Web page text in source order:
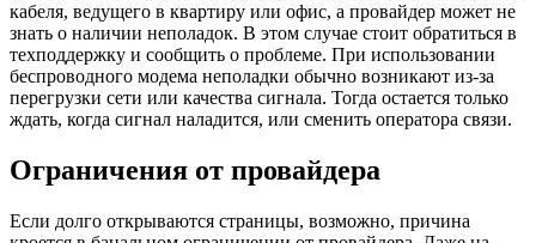
кабеля, ведущего в квартиру или офис, а провайдер может не
знать о наличии неполадок. В этом случае стоит обратиться в
техподдержку и сообщить о проблеме. При использовании
беспроводного модема неполадки обычно возникают из-за
перегрузки сети или качества сигнала. Тогда остается только
ждать, когда сигнал наладится, или сменить оператора связи.
Ограничения от провайдера
Если долго открываются страницы, возможно, причина